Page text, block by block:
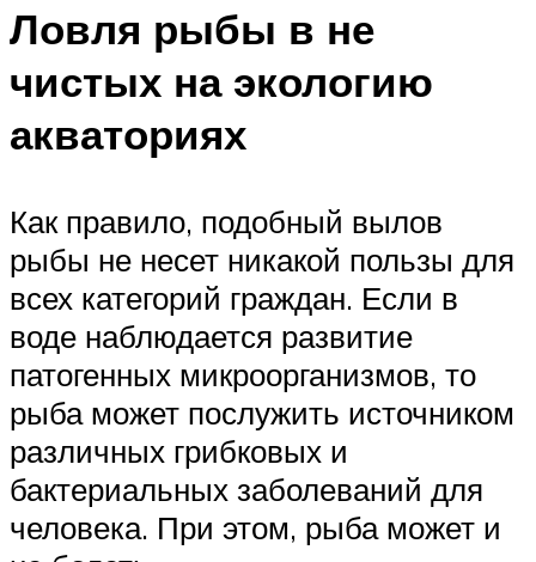
Ловля рыбы в не
чистых на экологию
акваториях
Как правило, подобный вылов
рыбы не несет никакой пользы для
всех категорий граждан. Если в
воде наблюдается развитие
патогенных микроорганизмов, то
рыба может послужить источником
различных грибковых и
бактериальных заболеваний для
человека. При этом, рыба может и